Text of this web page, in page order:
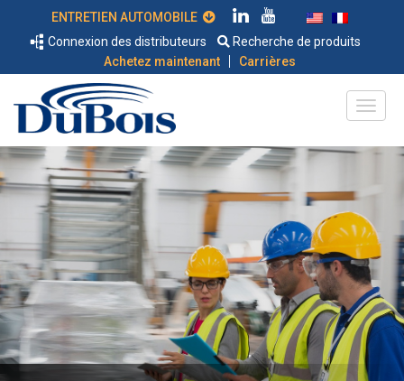
Connexion des distributeurs
Recherche de produits
Achetez maintenant
| Carrières